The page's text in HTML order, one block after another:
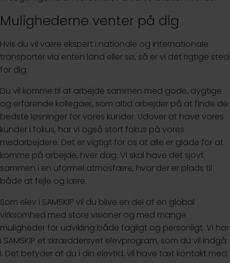
Mulighederne venter på dig
Hvis du vil være ekspert i nationale og internationale
transporter via enten land eller sø, så er vi det rigtige sted
for dig.
Du vil komme til at arbejde sammen med gode, dygtige
og erfarende kollegaer, som altid arbejder på at finde de
bedste løsninger for vores kunder. Udover at have vores
kunder i fokus, har vi også stort fokus på vores
medarbejdere. Det er vigtigt for os at alle er glade for at
komme på arbejde, hver dag. Vi skal have det sjovt
sammen i en uformel atmosfære, hvor der er plads til
både at fejle og lære.
Som elev i SAMSKIP vil du blive en del af en global
virksomhed med store visioner og med mange
muligheder for udvikling både fagligt og personligt. Vi har
i SAMSKIP et skræddersyet elevprogram, som du vil indgå
i. Det betyder at du i din elevtid, vil have tæt kontakt med